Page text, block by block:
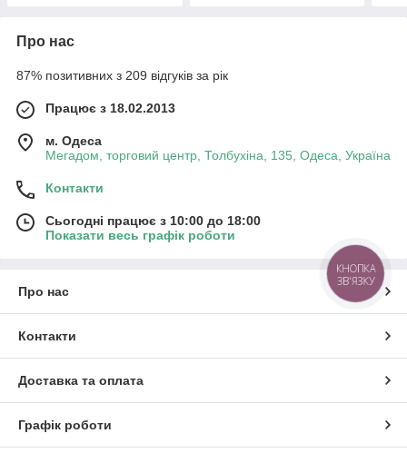
Про нас
87% позитивних з 209 відгуків за рік
Працює з 18.02.2013
м. Одеса
Мегадом, торговий центр, Толбухіна, 135, Одеса, Україна
Контакти
Сьогодні працює з 10:00 до 18:00
Показати весь графік роботи
Про нас
Контакти
Доставка та оплата
Графік роботи
КНОПКА
ЗВ'ЯЗКУ